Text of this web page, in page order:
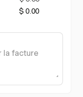
$ 0.00